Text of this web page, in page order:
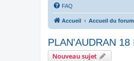
FAQ
Accueil Accueil du forum
PLAN'AUDRAN 18
Nouveau sujet